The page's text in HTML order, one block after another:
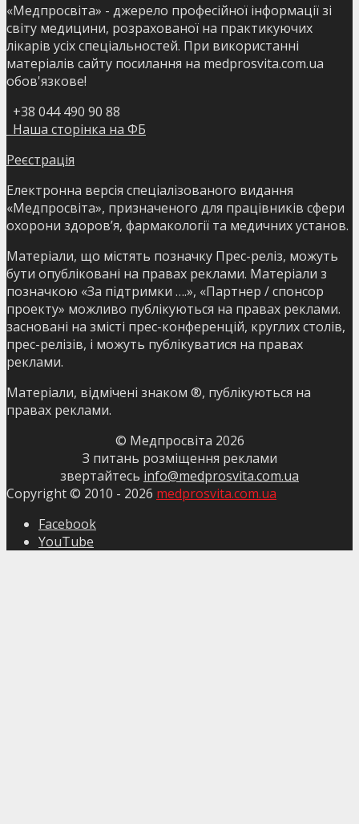
«Медпросвіта» - джерело професійної інформації зі
світу медицини, розрахованої на практикуючих
лікарів усіх спеціальностей. При використанні
матеріалів сайту посилання на medprosvita.com.ua
обов'язкове!
+38 044 490 90 88
Наша сторінка на ФБ
Реєстрація
Електронна версія спеціалізованого видання
«Медпросвіта», призначеного для працівників сфери
охорони здоров’я, фармакології та медичних установ.
Матеріали, що містять позначку Прес-реліз, можуть
бути опубліковані на правах реклами. Матеріали з
позначкою «За підтримки ….», «Партнер / спонсор
проекту» можливо публікуються на правах реклами.
засновані на змісті прес-конференцій, круглих столів,
прес-релізів, і можуть публікуватися на правах
реклами.
Матеріали, відмічені знаком ®, публікуються на
правах реклами.
© Медпросвіта 2026
З питань розміщення реклами
звертайтесь info@medprosvita.com.ua
Copyright © 2010 - 2026 medprosvita.com.ua
Facebook
YouTube